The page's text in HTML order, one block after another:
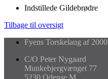
Indstillede Gildebrødre
Tilbage til oversigt
Fyens Torskelaug af 2000
C/O Peter Nygaard
Munkebjergvænget 77
5230 Odense M